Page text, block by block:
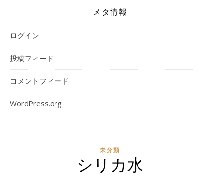
メタ情報
ログイン
投稿フィード
コメントフィード
WordPress.org
未分類
シリカ水